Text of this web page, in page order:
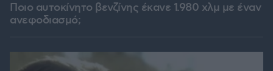
Ποιο αυτοκίνητο βενζίνης έκανε 1.980 χλμ με έναν
ανεφοδιασμό;